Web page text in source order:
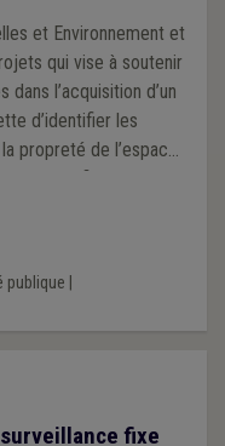
et Environnement et
qui vise à soutenir
d’identifier les
propreté de l’espace
publique
fixe